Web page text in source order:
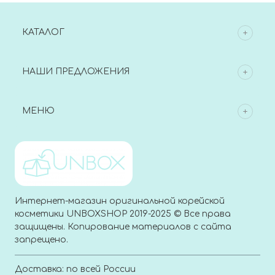
КАТАЛОГ
НАШИ ПРЕДЛОЖЕНИЯ
МЕНЮ
Интернет-магазин оригинальной корейской
косметики UNBOXSHOP 2019-2025 © Все права
защищены. Копирование материалов с сайта
запрещено.
Доставка: по всей России